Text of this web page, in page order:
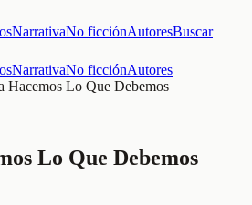
NarrativaNo ficciónAutoresBuscar
NarrativaNo ficciónAutores
Hacemos Lo Que Debemos
Lo Que Debemos